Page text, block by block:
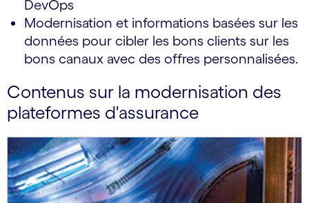
DevOps
Modernisation et informations basées sur les
données pour cibler les bons clients sur les
bons canaux avec des offres personnalisées.
Contenus sur la modernisation des
plateformes d'assurance